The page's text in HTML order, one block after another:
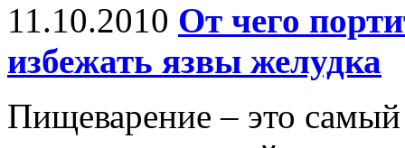
11.10.2010 От чего
избежать язвы желудка
Пищеварение – это